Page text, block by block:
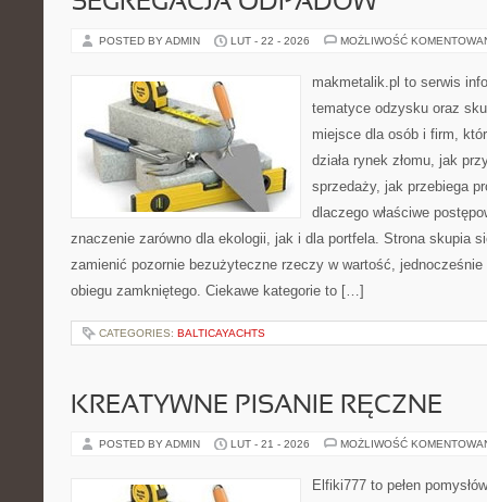
POSTED BY ADMIN LUT - 22 - 2026 MOŻLIWOŚĆ
makmetalik.pl to serwis
tematyce odzysku oraz
miejsce dla osób i firm,
działa rynek złomu, jak
sprzedaży, jak przebiega
dlaczego właściwe
znaczenie zarówno dla ekologii, jak i dla portfela. Strona skupia
zamienić pozornie bezużyteczne rzeczy w wartość, jednocześnie
obiegu zamkniętego. Ciekawe kategorie to […]
CATEGORIES: BALTICAYACHTS
KREATYWNE PISANIE RĘCZNE
POSTED BY ADMIN LUT - 21 - 2026 MOŻLIWOŚĆ
Elfiki777 to pełen